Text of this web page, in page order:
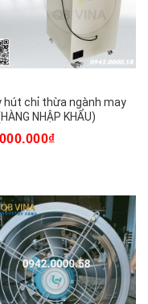
hút chỉ thừa ngành may
NHẬP KHẨU)